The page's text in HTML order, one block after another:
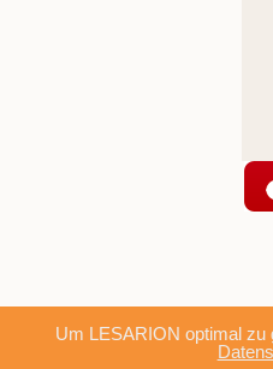
Um LESARION optimal zu